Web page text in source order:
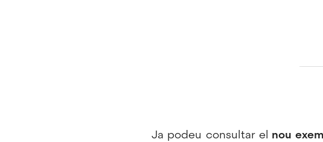
Ja podeu consultar el nou